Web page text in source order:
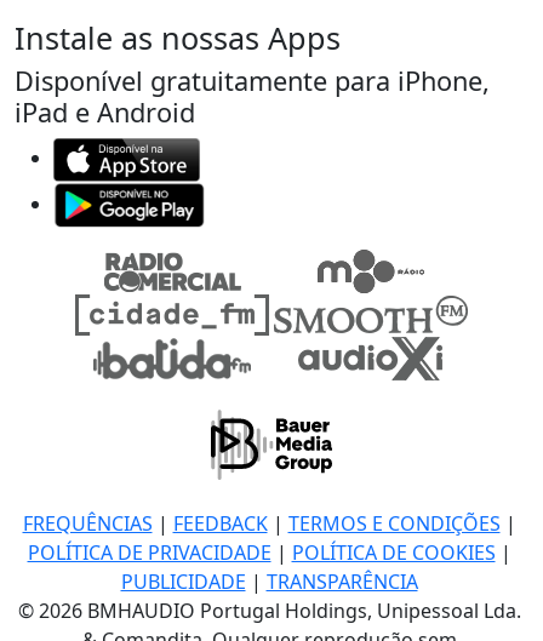
Instale as nossas Apps
Disponível gratuitamente para iPhone,
iPad e Android
FREQUÊNCIAS | FEEDBACK| TERMOS E CONDIÇÕES |
POLÍTICA DE PRIVACIDADE | POLÍTICA DE COOKIES |
PUBLICIDADE | TRANSPARÊNCIA
© 2026 BMHAUDIO Portugal Holdings, Unipessoal Lda.